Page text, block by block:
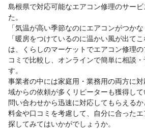
島根県で対応可能なエアコン修理のサー
た。
「気温が高い季節なのにエアコンがつか
「暖房をつけているのに温かい風が出て
は、くらしのマーケットでエアコン修理
コミで比較し、オンラインで簡単に相談
す。
事業者の中には家庭用・業務用の両方に
域からの依頼が多くリピーターも獲得して
問い合わせから迅速に対応してもらえるか
料金や口コミを考慮して、自分に合った
探してみてはいかがでしょうか。